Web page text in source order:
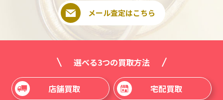
メール査定はこちら
選べる3つの買取方法
店舗買取 宅配買取